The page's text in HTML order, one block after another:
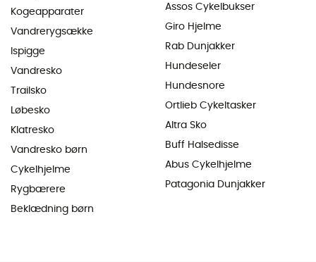
Kogeapparater
Vandrerygsække
Ispigge
Vandresko
Trailsko
Løbesko
Klatresko
Vandresko børn
Cykelhjelme
Rygbærere
Beklædning børn
Assos Cykelbukser
Giro Hjelme
Rab Dunjakker
Hundeseler
Hundesnore
Ortlieb Cykeltasker
Altra Sko
Buff Halsedisse
Abus Cykelhjelme
Patagonia Dunjakker